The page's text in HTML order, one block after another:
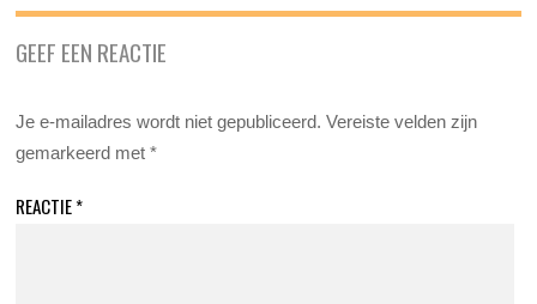
GEEF EEN REACTIE
Je e-mailadres wordt niet gepubliceerd. Vereiste velden zijn
gemarkeerd met*
REACTIE*